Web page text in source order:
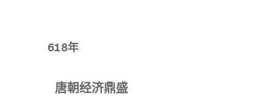
618年
唐朝经济鼎盛